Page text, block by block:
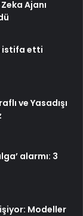
Ajanı
istifa etti
ve Yasadışı
alarmı: 3
Modeller